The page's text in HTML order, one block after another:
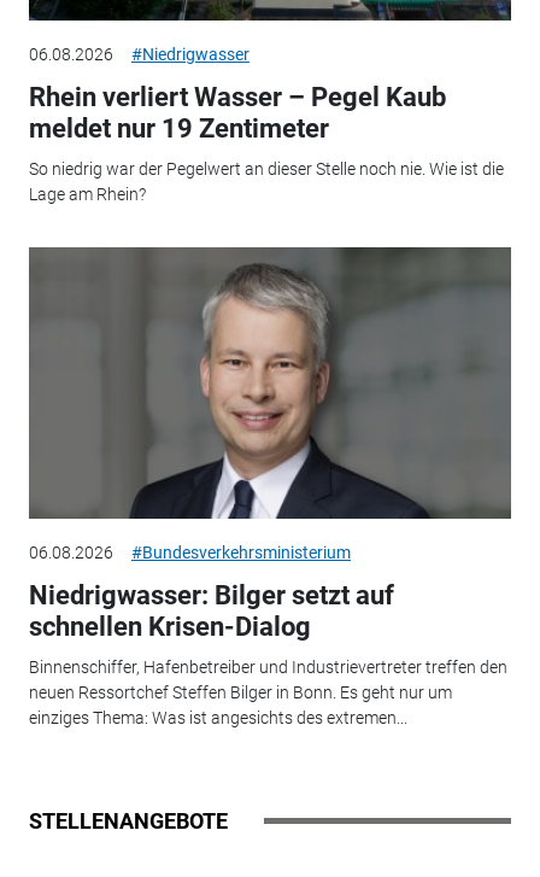
06.08.2026 #Niedrigwasser
Rhein verliert Wasser – Pegel Kaub
meldet nur 19 Zentimeter
So niedrig war der Pegelwert an dieser Stelle noch nie. Wie ist die
Lage am Rhein?
06.08.2026 #Bundesverkehrsministerium
Niedrigwasser: Bilger setzt auf
schnellen Krisen-Dialog
Binnenschiffer, Hafenbetreiber und Industrievertreter treffen den
neuen Ressortchef Steffen Bilger in Bonn. Es geht nur um
einziges Thema: Was ist angesichts des extremen...
STELLENANGEBOTE